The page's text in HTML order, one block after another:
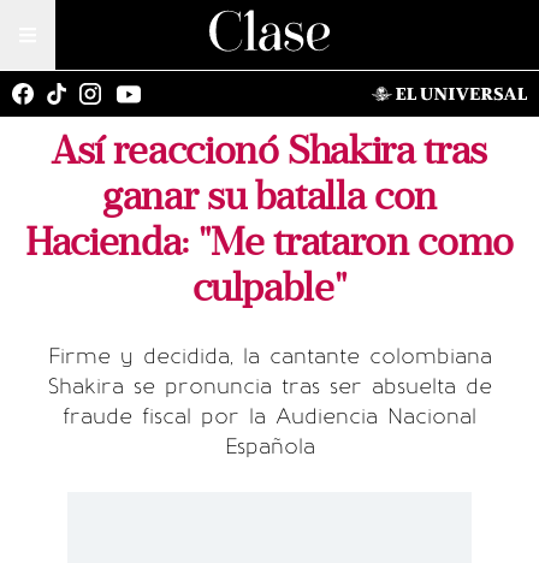
Así reaccionó Shakira tras
ganar su batalla con
Hacienda: "Me trataron como
culpable"
Firme y decidida, la cantante colombiana
Shakira se pronuncia tras ser absuelta de
fraude fiscal por la Audiencia Nacional
Española